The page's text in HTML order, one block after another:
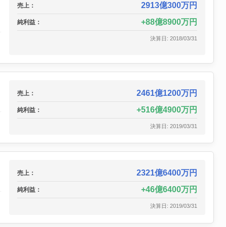
売上： 2913億300万円
純利益： 88億8900万円
決算日: 2018/03/31
売上： 2461億1200万円
純利益： 516億4900万円
決算日: 2019/03/31
売上： 2321億6400万円
純利益： 46億6400万円
決算日: 2019/03/31